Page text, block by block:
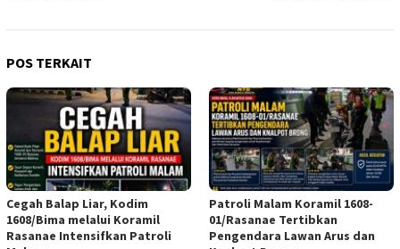
POS TERKAIT
Cegah Balap Liar, Kodim
1608/Bima melalui Koramil
Rasanae Intensifkan Patroli
Patroli Malam Koramil 1608-
01/Rasanae Tertibkan
Pengendara Lawan Arus dan